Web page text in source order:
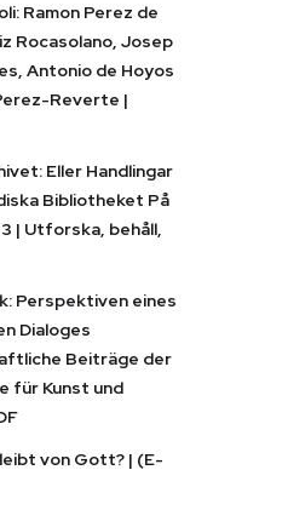
Ramon Perez de
Rocasolano, Josep
Antonio de Hoyos
Reverte |
Eller Handlingar
Bibliotheket På
| Utforska, behåll,
Perspektiven eines
Dialoges
Beiträge der
für Kunst und
von Gott? | (E-